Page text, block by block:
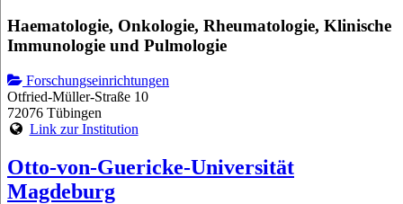
Haematologie, Onkologie, Rheumatologie, Klinische
Immunologie und Pulmologie
Forschungseinrichtungen
Otfried-Müller-Straße 10
72076 Tübingen
Link zur Institution
Otto-von-Guericke-Universität
Magdeburg